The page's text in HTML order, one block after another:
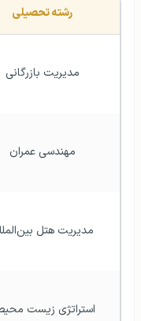
رشته تحصیلی
مدیریت بازرگانی
مهندسی عمران
مدیریت هتل بین‌المللی
استراتژی زیست